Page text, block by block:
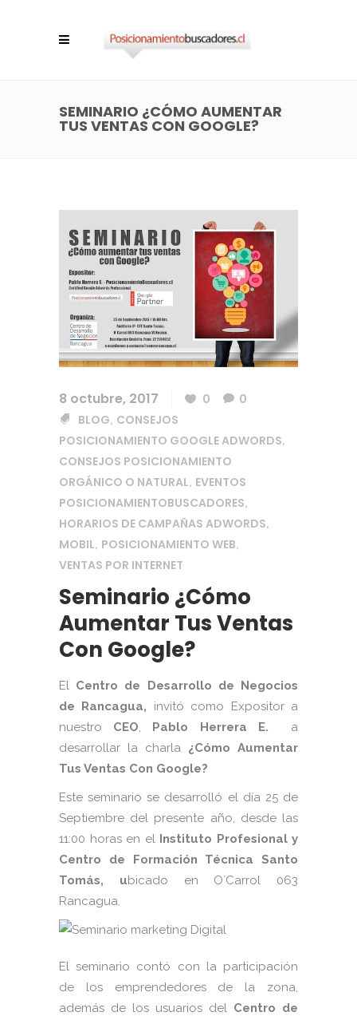
SEMINARIO ¿CÓMO AUMENTAR
TUS VENTAS CON GOOGLE?
8 octubre, 2017 0
0
BLOG, CONSEJOS
POSICIONAMIENTO GOOGLE ADWORDS,
CONSEJOS POSICIONAMIENTO
ORGÁNICO O NATURAL, EVENTOS
POSICIONAMIENTOBUSCADORES,
HORARIOS DE CAMPAÑAS ADWORDS,
MOBIL, POSICIONAMIENTO WEB,
VENTAS POR INTERNET
Seminario ¿Cómo
Aumentar Tus Ventas
Con Google?
El Centro de Desarrollo de Negocios
de Rancagua, invitó como Expositor a
nuestro CEO, Pablo Herrera E. a
desarrollar la charla ¿Cómo Aumentar
Tus Ventas Con Google?
Este seminario se desarrolló el día 25 de
Septiembre del presente año, desde las
11:00 horas en el Instituto Profesional y
Centro de Formación Técnica Santo
Tomás, ubicado en O´Carrol 063
Rancagua.
El seminario contó con la participación
de los emprendedores de la zona,
además de los usuarios del Centro de